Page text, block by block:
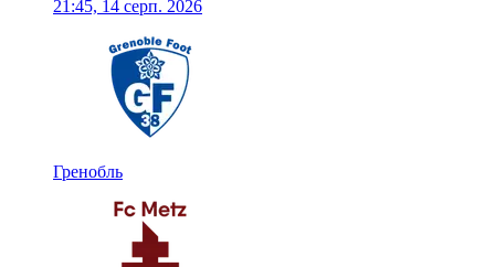
21:45, 14 серп. 2026
Гренобль